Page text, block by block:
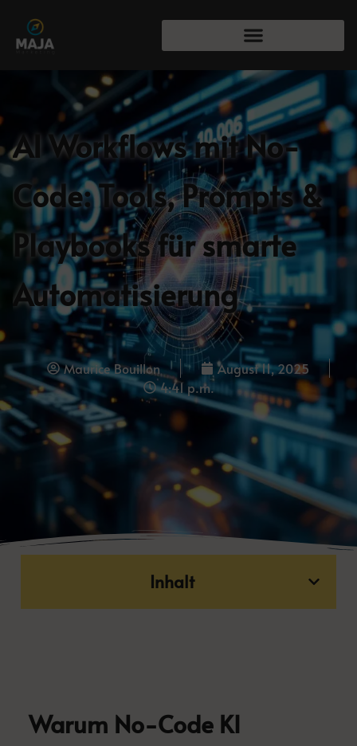
AI Workflows mit No-
Code: Tools, Prompts &
Playbooks für smarte
Automatisierung
Maurice Bouillon
August 11, 2025
4:41 p.m.
Inhalt
Warum No-Code KI